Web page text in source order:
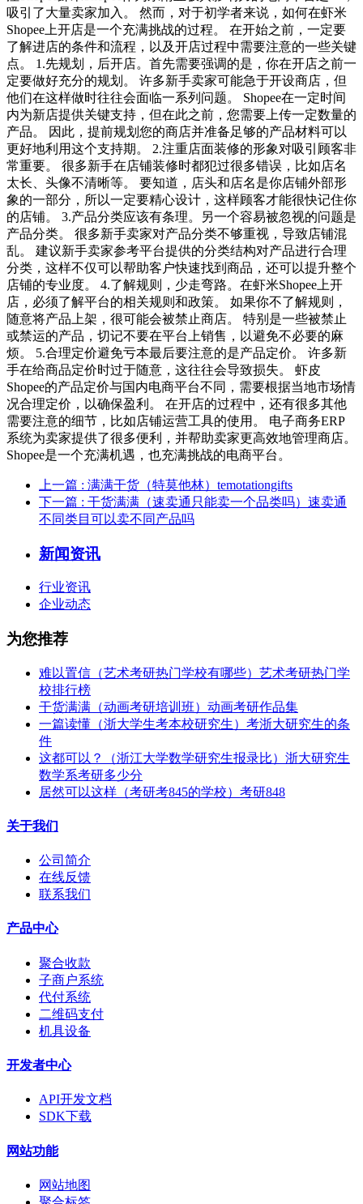
吸引了大量卖家加入。 然而，对于初学者来说，如何在虾米
Shopee上开店是一个充满挑战的过程。 在开始之前，一定要
了解进店的条件和流程，以及开店过程中需要注意的一些关键
点。 1.先规划，后开店。首先需要强调的是，你在开店之前一
定要做好充分的规划。 许多新手卖家可能急于开设商店，但
他们在这样做时往往会面临一系列问题。 Shopee在一定时间
内为新店提供关键支持，但在此之前，您需要上传一定数量的
产品。 因此，提前规划您的商店并准备足够的产品材料可以
更好地利用这个支持期。 2.注重店面装修的形象对吸引顾客非
常重要。 很多新手在店铺装修时都犯过很多错误，比如店名
太长、头像不清晰等。 要知道，店头和店名是你店铺外部形
象的一部分，所以一定要精心设计，这样顾客才能很快记住你
的店铺。 3.产品分类应该有条理。另一个容易被忽视的问题是
产品分类。 很多新手卖家对产品分类不够重视，导致店铺混
乱。 建议新手卖家参考平台提供的分类结构对产品进行合理
分类，这样不仅可以帮助客户快速找到商品，还可以提升整个
店铺的专业度。 4.了解规则，少走弯路。在虾米Shopee上开
店，必须了解平台的相关规则和政策。 如果你不了解规则，
随意将产品上架，很可能会被禁止商店。 特别是一些被禁止
或禁运的产品，切记不要在平台上销售，以避免不必要的麻
烦。 5.合理定价避免亏本最后要注意的是产品定价。 许多新
手在给商品定价时过于随意，这往往会导致损失。 虾皮
Shopee的产品定价与国内电商平台不同，需要根据当地市场情
况合理定价，以确保盈利。 在开店的过程中，还有很多其他
需要注意的细节，比如店铺运营工具的使用。 电子商务ERP
系统为卖家提供了很多便利，并帮助卖家更高效地管理商店。
Shopee是一个充满机遇，也充满挑战的电商平台。
上一篇 : 满满干货（特莫他林）temotationgifts
下一篇 : 干货满满（速卖通只能卖一个品类吗）速卖通
不同类目可以卖不同产品吗
新闻资讯
行业资讯
企业动态
为您推荐
难以置信（艺术考研热门学校有哪些）艺术考研热门学
校排行榜
干货满满（动画考研培训班）动画考研作品集
一篇读懂（浙大学生考本校研究生）考浙大研究生的条
件
这都可以？（浙江大学数学研究生报录比）浙大研究生
数学系考研多少分
居然可以这样（考研考845的学校）考研848
关于我们
公司简介
在线反馈
联系我们
产品中心
聚合收款
子商户系统
代付系统
二维码支付
机具设备
开发者中心
API开发文档
SDK下载
网站功能
网站地图